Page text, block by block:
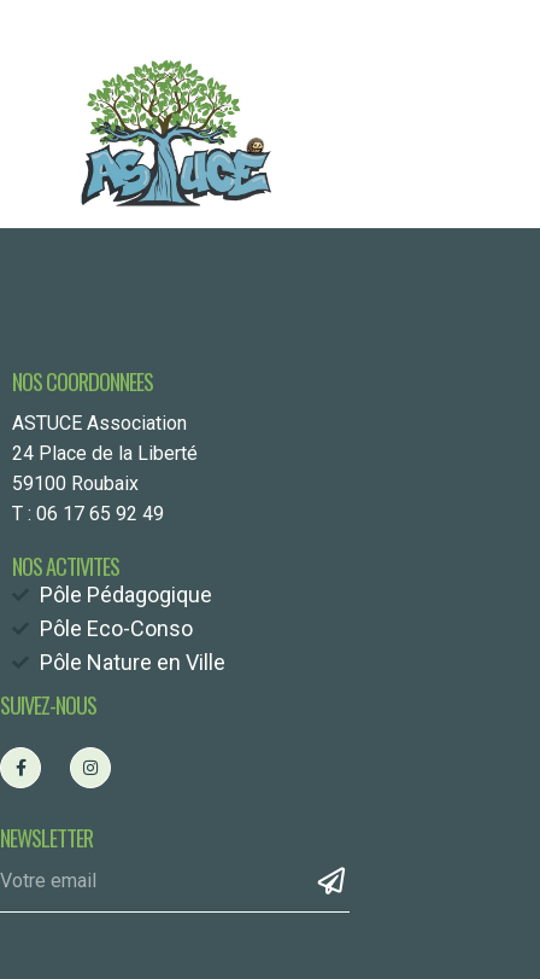
NOS COORDONNEES
ASTUCE Association
24 Place de la Liberté
59100 Roubaix
T : 06 17 65 92 49
NOS ACTIVITES
Pôle Pédagogique
Pôle Eco-Conso
Pôle Nature en Ville
SUIVEZ-NOUS
NEWSLETTER